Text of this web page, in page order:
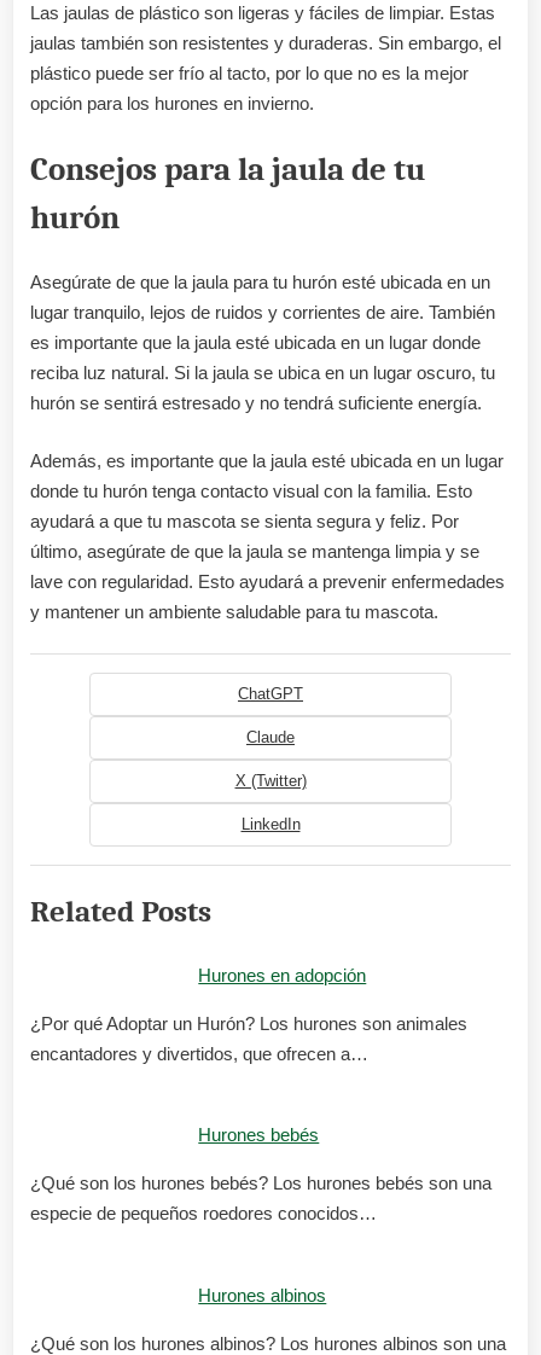
Las jaulas de plástico son ligeras y fáciles de limpiar. Estas
jaulas también son resistentes y duraderas. Sin embargo, el
plástico puede ser frío al tacto, por lo que no es la mejor
opción para los hurones en invierno.
Consejos para la jaula de tu
hurón
Asegúrate de que la jaula para tu hurón esté ubicada en un
lugar tranquilo, lejos de ruidos y corrientes de aire. También
es importante que la jaula esté ubicada en un lugar donde
reciba luz natural. Si la jaula se ubica en un lugar oscuro, tu
hurón se sentirá estresado y no tendrá suficiente energía.
Además, es importante que la jaula esté ubicada en un lugar
donde tu hurón tenga contacto visual con la familia. Esto
ayudará a que tu mascota se sienta segura y feliz. Por
último, asegúrate de que la jaula se mantenga limpia y se
lave con regularidad. Esto ayudará a prevenir enfermedades
y mantener un ambiente saludable para tu mascota.
ChatGPT
Claude
X (Twitter)
LinkedIn
Related Posts
Hurones en adopción
¿Por qué Adoptar un Hurón? Los hurones son animales
encantadores y divertidos, que ofrecen a…
Hurones bebés
¿Qué son los hurones bebés? Los hurones bebés son una
especie de pequeños roedores conocidos…
Hurones albinos
¿Qué son los hurones albinos? Los hurones albinos son una